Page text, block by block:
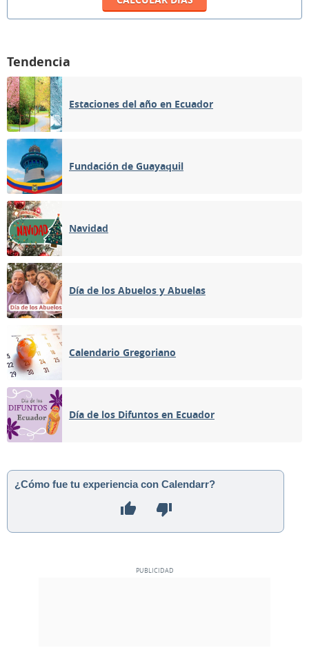
Tendencia
Estaciones del año en Ecuador
Fundación de Guayaquil
Navidad
Día de los Abuelos y Abuelas
Calendario Gregoriano
Día de los Difuntos en Ecuador
¿Cómo fue tu experiencia con Calendarr?